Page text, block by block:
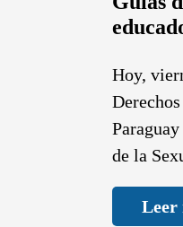
Hoy,
de la
Leer